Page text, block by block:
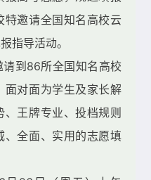
邀请全国知名高校云
指导活动。
到86所全国知名高校
面对面为学生及家长解
王牌专业、投档规则
、全面、实用的志愿填